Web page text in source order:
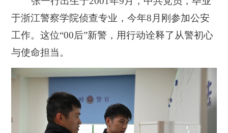
于浙江警察学院侦查专业，今年8月刚参加公安
工作。这位“00后”新警，用行动诠释了从警初心
与使命担当。